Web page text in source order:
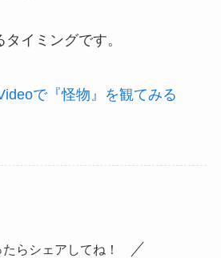
イミングです。
で『怪物』を観てみる
たらシェアしてね！